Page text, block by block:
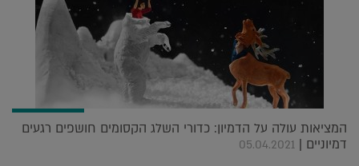
המציאות עולה על הדמיון: כדורי השלג הקסומים חושפים רגעים
דמיוניים | 05.04.2021